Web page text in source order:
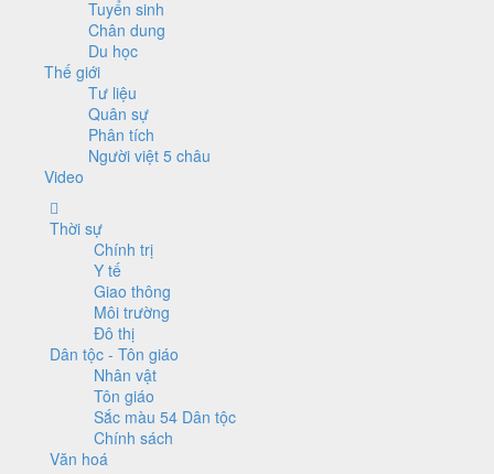
Tuyển sinh
Chân dung
Du học
Thế giới
Tư liệu
Quân sự
Phân tích
Người việt 5 châu
Video
Thời sự
Chính trị
Y tế
Giao thông
Môi trường
Đô thị
Dân tộc - Tôn giáo
Nhân vật
Tôn giáo
Sắc màu 54 Dân tộc
Chính sách
Văn hoá